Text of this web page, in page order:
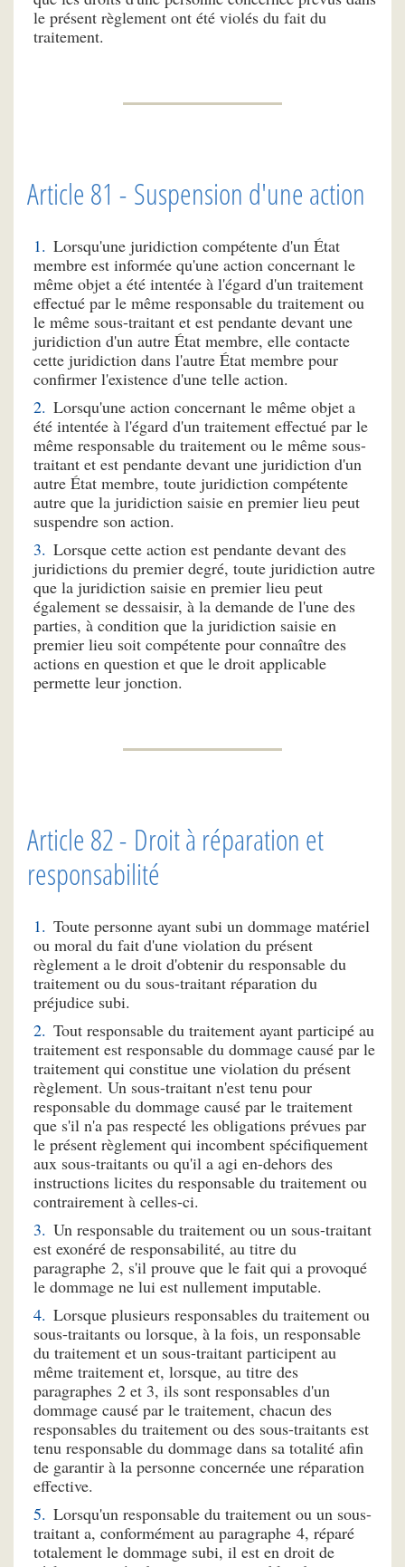
le présent règlement ont été violés du fait du
traitement.
Article 81 - Suspension d'une action
Lorsqu'une juridiction compétente d'un État
membre est informée qu'une action concernant le
même objet a été intentée à l'égard d'un traitement
effectué par le même responsable du traitement ou
le même sous-traitant et est pendante devant une
juridiction d'un autre État membre, elle contacte
cette juridiction dans l'autre État membre pour
confirmer l'existence d'une telle action.
Lorsqu'une action concernant le même objet a
été intentée à l'égard d'un traitement effectué par le
même responsable du traitement ou le même sous-
traitant et est pendante devant une juridiction d'un
autre État membre, toute juridiction compétente
autre que la juridiction saisie en premier lieu peut
suspendre son action.
Lorsque cette action est pendante devant des
juridictions du premier degré, toute juridiction autre
que la juridiction saisie en premier lieu peut
également se dessaisir, à la demande de l'une des
parties, à condition que la juridiction saisie en
premier lieu soit compétente pour connaître des
actions en question et que le droit applicable
permette leur jonction.
Article 82 - Droit à réparation et
responsabilité
Toute personne ayant subi un dommage matériel
ou moral du fait d'une violation du présent
règlement a le droit d'obtenir du responsable du
traitement ou du sous-traitant réparation du
préjudice subi.
Tout responsable du traitement ayant participé au
traitement est responsable du dommage causé par le
traitement qui constitue une violation du présent
règlement. Un sous-traitant n'est tenu pour
responsable du dommage causé par le traitement
que s'il n'a pas respecté les obligations prévues par
le présent règlement qui incombent spécifiquement
aux sous-traitants ou qu'il a agi en-dehors des
instructions licites du responsable du traitement ou
contrairement à celles-ci.
Un responsable du traitement ou un sous-traitant
est exonéré de responsabilité, au titre du
paragraphe 2, s'il prouve que le fait qui a provoqué
le dommage ne lui est nullement imputable.
Lorsque plusieurs responsables du traitement ou
sous-traitants ou lorsque, à la fois, un responsable
du traitement et un sous-traitant participent au
même traitement et, lorsque, au titre des
paragraphes 2 et 3, ils sont responsables d'un
dommage causé par le traitement, chacun des
responsables du traitement ou des sous-traitants est
tenu responsable du dommage dans sa totalité afin
de garantir à la personne concernée une réparation
effective.
Lorsqu'un responsable du traitement ou un sous-
traitant a, conformément au paragraphe 4, réparé
totalement le dommage subi, il est en droit de